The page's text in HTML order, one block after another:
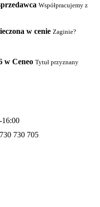
Współpracujemy z
w cenie Zaginie?
w Ceneo Tytuł przyznany
16:00
730 705